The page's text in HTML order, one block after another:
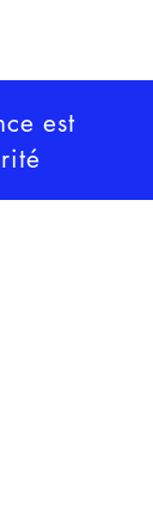
est